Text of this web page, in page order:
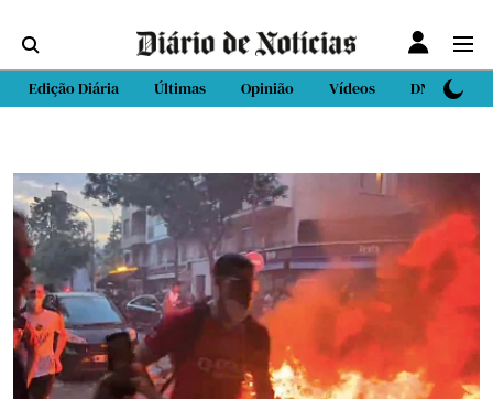
Edição Diária Últimas Opinião Vídeos DN Sport